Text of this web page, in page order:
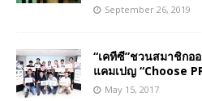
September 26, 2019
“เคทีซี”ชวนสมาชิกอ
แคมเปญ “Choose
May 15, 2017